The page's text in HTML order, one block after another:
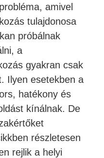
amivel
tulajdonosa
próbálnak
a
gyakran csak
Ilyen esetekben a
hatékony és
kínálnak. De
részletesen
rejlik a helyi